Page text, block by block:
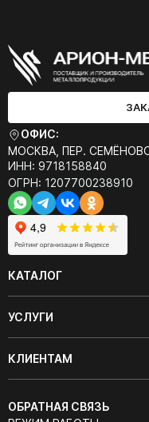
ОФИС:
МОСКВА, ПЕР.
ИНН: 9718158840
ОГРН: 1207700238910
КАТАЛОГ
УСЛУГИ
КЛИЕНТАМ
ОБРАТНАЯ СВЯЗЬ